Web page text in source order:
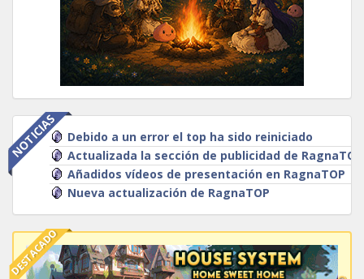
NOTICIAS
Debido a un error el top ha sido reiniciado
Actualizada la sección de publicidad de RagnaTOP
Añadidos vídeos de presentación en RagnaTOP
Nueva actualización de RagnaTOP
DESTACADO